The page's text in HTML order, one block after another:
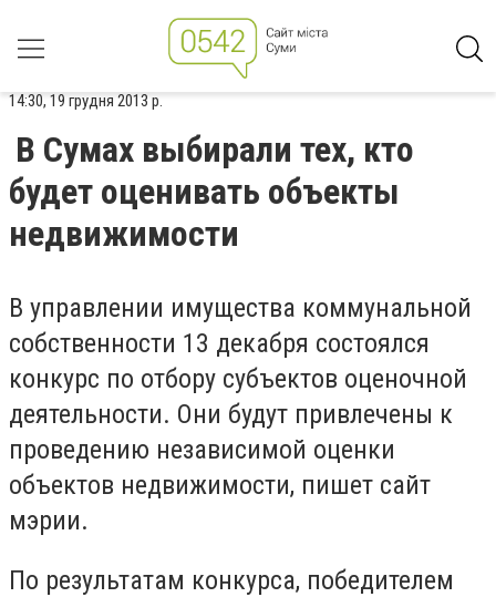
14:30, 19 грудня 2013 р.
В Сумах выбирали тех, кто
будет оценивать объекты
недвижимости
В управлении имущества коммунальной
собственности 13 декабря состоялся
конкурс по отбору субъектов оценочной
деятельности. Они будут привлечены к
проведению независимой оценки
объектов недвижимости, пишет сайт
мэрии.
По результатам конкурса, победителем